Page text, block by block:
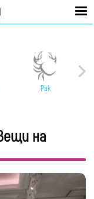
Рак
на